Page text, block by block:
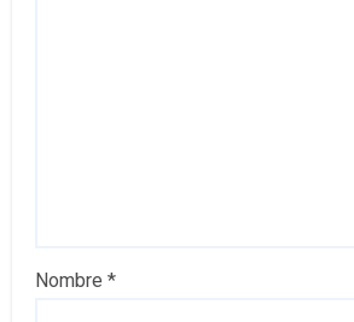
Nombre *